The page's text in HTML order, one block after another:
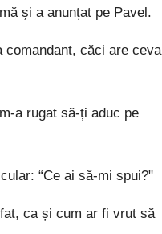
și a anunțat pe Pavel.
comandant, căci are ceva
a rugat să-ți aduc pe
“Ce ai să-mi spui?"
ca și cum ar fi vrut să